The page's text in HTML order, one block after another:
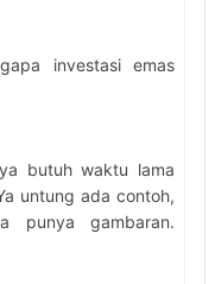
investasi emas
butuh waktu lama
untung ada contoh,
punya gambaran.